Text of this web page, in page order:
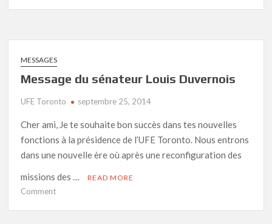
–
Projet
AMICITIA
MESSAGES
Message du sénateur Louis Duvernois
UFE Toronto septembre 25, 2014
Cher ami, Je te souhaite bon succès dans tes nouvelles
fonctions à la présidence de l’UFE Toronto. Nous entrons
dans une nouvelle ère où après une reconfiguration des
missions des …
READ MORE
Commenton